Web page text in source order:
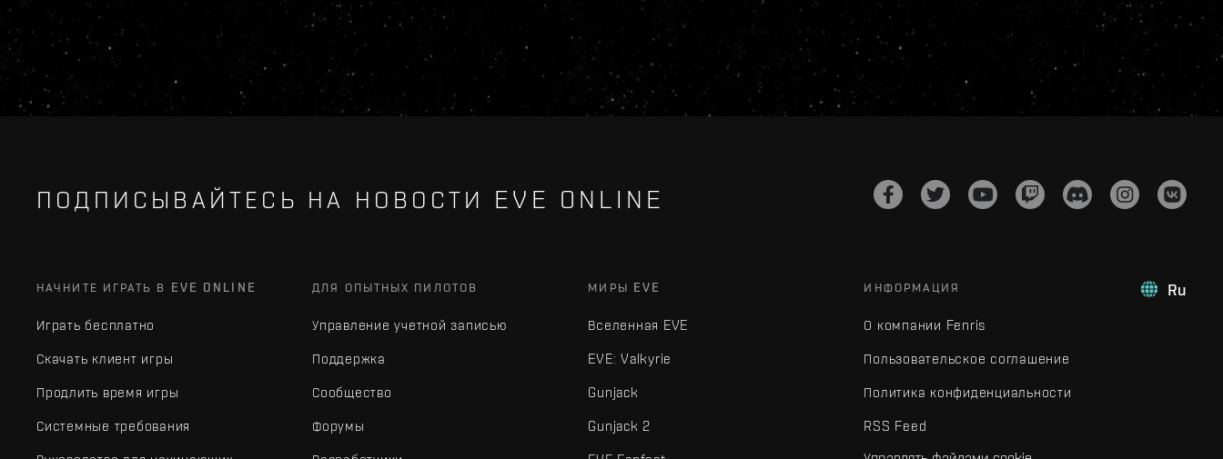
ПОДПИСЫВАЙТЕСЬ НА НОВОСТИ EVE ONLINE
Ru
НАЧНИТЕ ИГРАТЬ В EVE ONLINE
Играть бесплатно
Скачать клиент игры
Продлить время игры
Системные требования
ДЛЯ ОПЫТНЫХ ПИЛОТОВ
Управление учетной записью
Поддержка
Сообщество
Форумы
МИРЫ EVE
Вселенная EVE
EVE: Valkyrie
Gunjack
Gunjack 2
ИНФОРМАЦИЯ
О компании Fenris
Пользовательское соглашение
Политика конфиденциальности
RSS Feed